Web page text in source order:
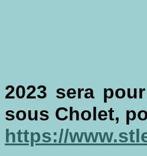
2023 sera
sous Cholet,
https://